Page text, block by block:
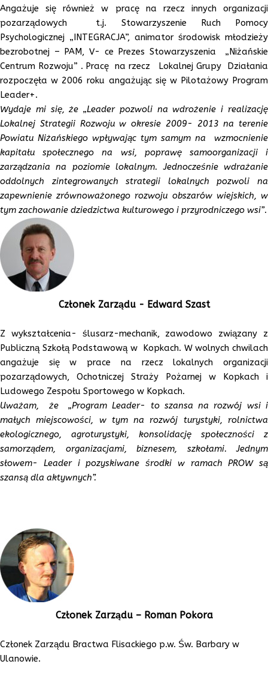
Angażuje się również w pracę na rzecz innych organizacji
pozarządowych t.j. Stowarzyszenie Ruch Pomocy
Psychologicznej „INTEGRACJA”, animator środowisk młodzieży
bezrobotnej – PAM, V- ce Prezes Stowarzyszenia „Niżańskie
Centrum Rozwoju” . Pracę na rzecz Lokalnej Grupy Działania
rozpoczęła w 2006 roku angażując się w Pilotażowy Program
Leader+.
Wydaje mi się, że „Leader pozwoli na wdrożenie i realizację
Lokalnej Strategii Rozwoju w okresie 2009- 2013 na terenie
Powiatu Niżańskiego wpływając tym samym na wzmocnienie
kapitału społecznego na wsi, poprawę samoorganizacji i
zarządzania na poziomie lokalnym. Jednocześnie wdrażanie
oddolnych zintegrowanych strategii lokalnych pozwoli na
zapewnienie zrównoważonego rozwoju obszarów wiejskich, w
tym zachowanie dziedzictwa kulturowego i przyrodniczego wsi”.
Członek Zarządu - Edward Szast
Z wykształcenia- ślusarz-mechanik, zawodowo związany z
Publiczną Szkołą Podstawową w Kopkach. W wolnych chwilach
angażuje się w prace na rzecz lokalnych organizacji
pozarządowych, Ochotniczej Straży Pożarnej w Kopkach i
Ludowego Zespołu Sportowego w Kopkach.
Uważam, że „Program Leader- to szansa na rozwój wsi i
małych miejscowości, w tym na rozwój turystyki, rolnictwa
ekologicznego, agroturystyki, konsolidację społeczności z
samorządem, organizacjami, biznesem, szkołami. Jednym
słowem- Leader i pozyskiwane środki w ramach PROW są
szansą dla aktywnych”.
Członek Zarządu – Roman Pokora
Członek Zarządu Bractwa Flisackiego p.w. Św. Barbary w
Ulanowie.